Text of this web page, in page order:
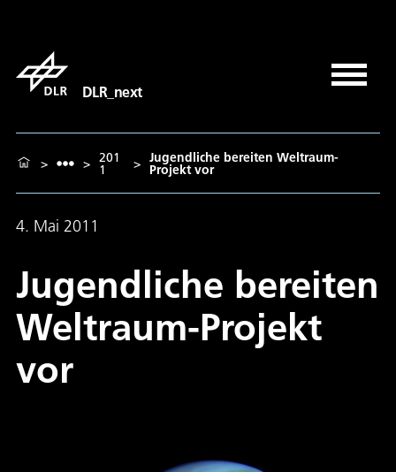
DLR_next
> > 201
1 > Jugendliche bereiten Weltraum-
Projekt vor
4. Mai 2011
Jugendliche bereiten
Weltraum-Projekt
vor